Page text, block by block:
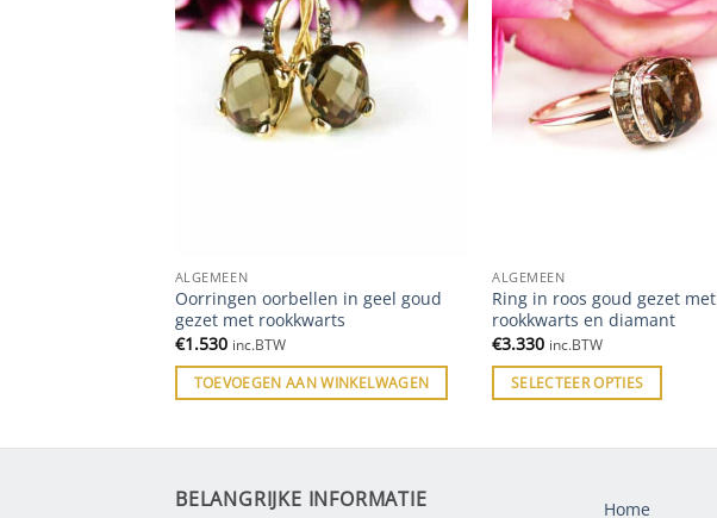
ALGEMEEN
Oorringen oorbellen in geel goud
gezet met rookkwarts
€1.530 inc.BTW
TOEVOEGEN AAN WINKELWAGEN
ALGEMEEN
Ring in roos goud gezet met
rookkwarts en diamant
€3.330 inc.BTW
SELECTEER OPTIES
BELANGRIJKE INFORMATIE Home